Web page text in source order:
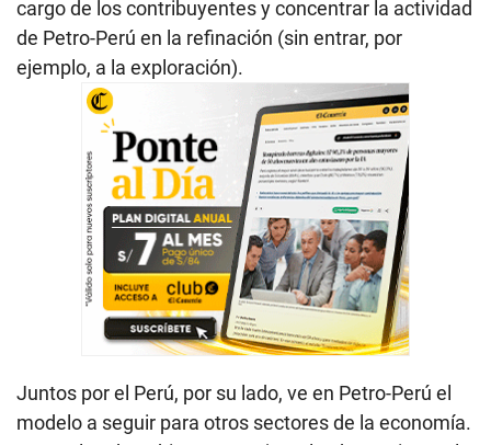
cargo de los contribuyentes y concentrar la actividad
de Petro-Perú en la refinación (sin entrar, por
ejemplo, a la exploración).
Juntos por el Perú, por su lado, ve en Petro-Perú el
modelo a seguir para otros sectores de la economía.